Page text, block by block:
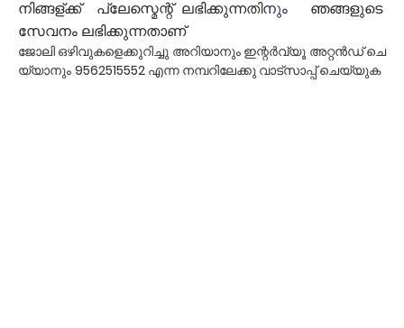
നിങ്ങള്ക്ക്
പ്ലേസ്മെന്റ് ലഭിക്കുന്നതിനും
ഞങ്ങളുടെ
സേവനം ലഭിക്കുന്നതാണ്
ജോലി ഒഴിവുകളെക്കുറിച്ചു അറിയാനും ഇന്റർവ്യൂ അറ്റൻഡ് ചെ
യ്യാനും 9562515552 എന്ന നമ്പറിലേക്കു വാട്സാപ്പ് ചെയ്യുക